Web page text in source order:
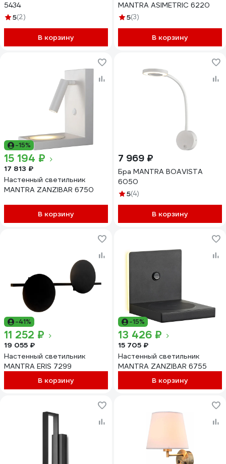
5434
5(2)
В корзину
MANTRA ASIMETRIC 6220
5(3)
В корзину
-15%
15 194 ₽
17 813 ₽
Настенный светильник
MANTRA ZANZIBAR 6750
В корзину
7 969 ₽
Бра MANTRA BOAVISTA
6050
5(4)
В корзину
-41%
11 252 ₽
19 055 ₽
Настенный светильник
MANTRA ERIS 7299
В корзину
-15%
13 426 ₽
15 705 ₽
Настенный светильник
MANTRA ZANZIBAR 6755
В корзину